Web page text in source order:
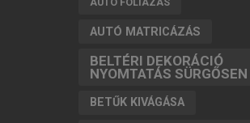
AUTÓ MATRICÁZÁS
BELTÉRI DEKORÁCIÓ
NYOMTATÁS SÜRGŐSEN
BETŰK KIVÁGÁSA